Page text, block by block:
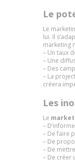
Le
Le
lui. Il
marketing
– Un taux
– Une
– Des
– La
créera
Les
Le
–
– De faire
– De
– De
– De créer